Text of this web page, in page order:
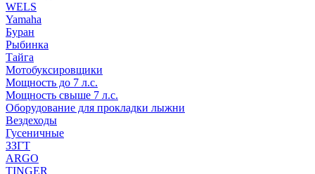
WELS
Yamaha
Буран
Рыбинка
Тайга
Мотобуксировщики
Мощность до 7 л.с.
Мощность свыше 7 л.с.
Оборудование для прокладки лыжни
Вездеходы
Гусеничные
ЗЗГТ
ARGO
TINGER